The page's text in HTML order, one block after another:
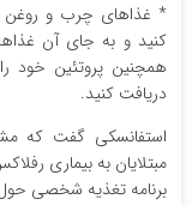
* غذاهای چرب و روغن
کنید و به جای آن
همچنین پروتئین خود
دریافت کنید.
استفانسکی گفت که
مبتلایان به بیماری
برنامه تغذیه شخصی